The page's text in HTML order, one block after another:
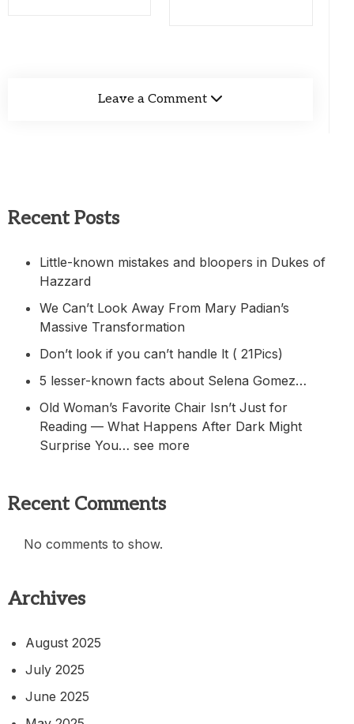
Leave a Comment
Recent Posts
Little-known mistakes and bloopers in Dukes of
Hazzard
We Can’t Look Away From Mary Padian’s
Massive Transformation
Don’t look if you can’t handle lt ( 21Pics)
5 lesser-known facts about Selena Gomez…
Old Woman’s Favorite Chair Isn’t Just for
Reading — What Happens After Dark Might
Surprise You… see more
Recent Comments
No comments to show.
Archives
August 2025
July 2025
June 2025